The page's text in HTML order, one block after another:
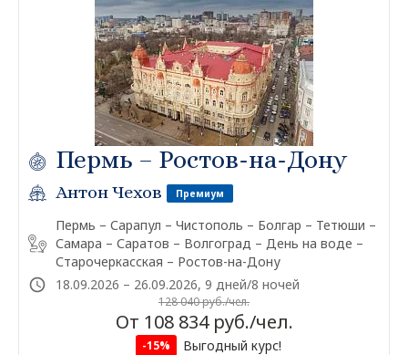
Пермь – Ростов-на-Дону
Антон Чехов Премиум
Пермь – Сарапул – Чистополь – Болгар – Тетюши –
Самара – Саратов – Волгоград – День на воде –
Старочеркасская – Ростов-на-Дону
18.09.2026 – 26.09.2026, 9 дней/8 ночей
128 040 руб./чел.
От 108 834 руб./чел.
-15% Выгодный курс!